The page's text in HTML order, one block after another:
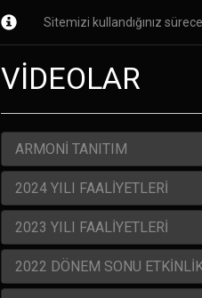
Ana Sayfa
Sitemizi kullandığınız
VİDEOLAR
ARMONİ TANITIM
2024 YILI FAALİYETLERİ
2023 YILI FAALİYETLERİ
2022 DÖNEM SONU